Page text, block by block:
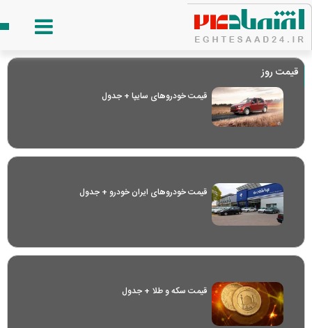
قیمت روز
قیمت خودرو‌های سایپا + جدول
قیمت خودرو‌های ایران خودرو + جدول
قیمت سکه و طلا + جدول